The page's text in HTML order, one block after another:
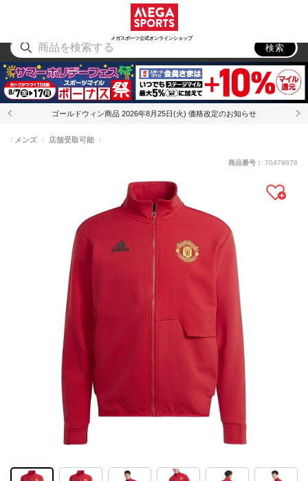
メガスポーツ公式オンラインショップ
アウトドア
検索
ゴールドウィン商品 2026年8月25日(火) 価格改定のお知らせ
メンズ 店舗受取可能
商品番号： 70479878